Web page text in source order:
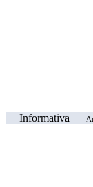
Informativa